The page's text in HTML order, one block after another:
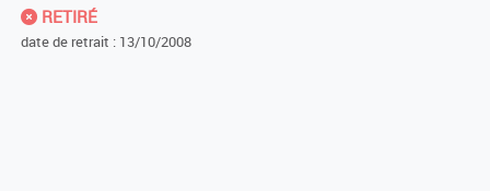
RETIRÉ
date de retrait : 13/10/2008